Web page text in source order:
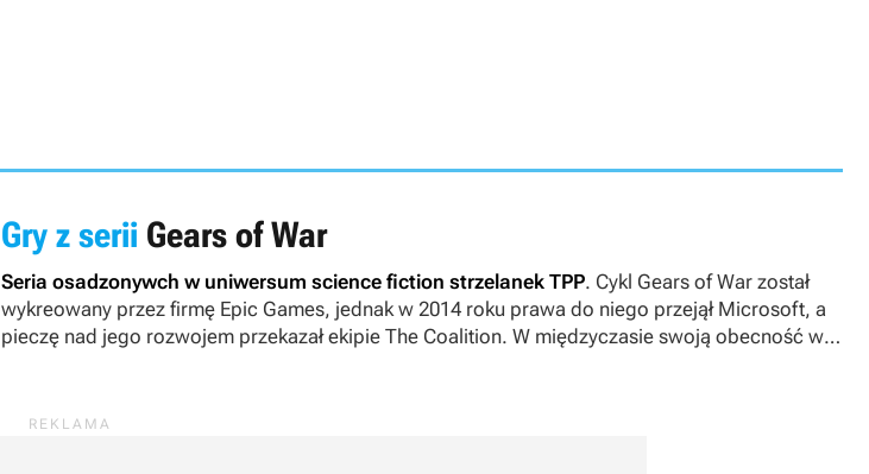
Gry z serii Gears of War
Seria osadzonywch w uniwersum science fiction strzelanek TPP. Cykl Gears of War został
wykreowany przez firmę Epic Games, jednak w 2014 roku prawa do niego przejął Microsoft, a
pieczę nad jego rozwojem przekazał ekipie The Coalition. W międzyczasie swoją obecność w